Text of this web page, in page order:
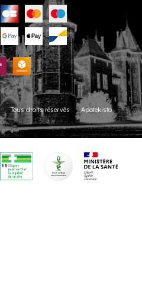
Tous droits réservés Apotekisto